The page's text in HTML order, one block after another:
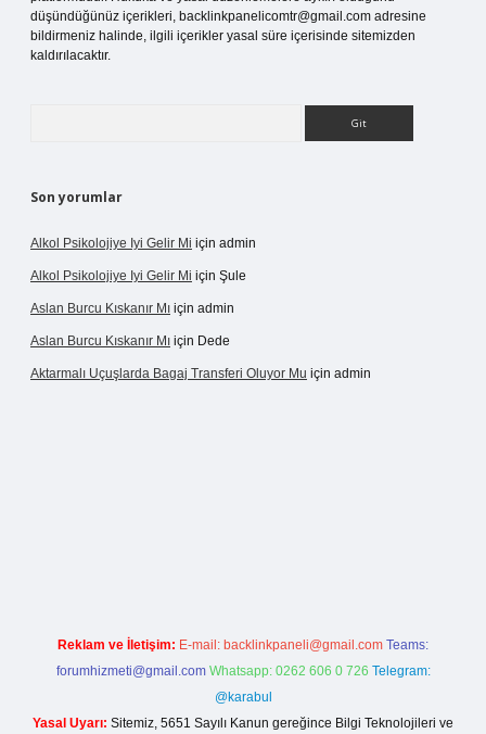
düşündüğünüz içerikleri, backlinkpanelicomtr@gmail.com adresine
bildirmeniz halinde, ilgili içerikler yasal süre içerisinde sitemizden
kaldırılacaktır.
Son yorumlar
Alkol Psikolojiye Iyi Gelir Mi için admin
Alkol Psikolojiye Iyi Gelir Mi için Şule
Aslan Burcu Kıskanır Mı için admin
Aslan Burcu Kıskanır Mı için Dede
Aktarmalı Uçuşlarda Bagaj Transferi Oluyor Mu için admin
Reklam ve İletişim: E-mail: backlinkpaneli@gmail.com Teams:
forumhizmeti@gmail.com Whatsapp: 0262 606 0 726 Telegram:
@karabul
Yasal Uyarı: Sitemiz, 5651 Sayılı Kanun gereğince Bilgi Teknolojileri ve